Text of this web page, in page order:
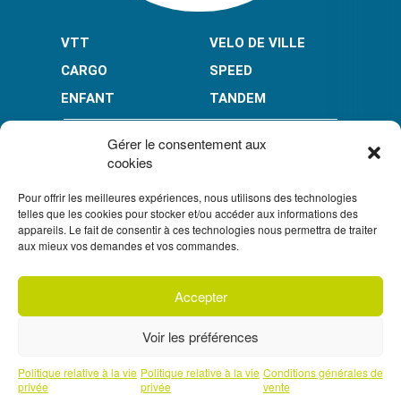
Gérer le consentement aux
cookies
Pour offrir les meilleures expériences, nous utilisons des technologies
telles que les cookies pour stocker et/ou accéder aux informations des
appareils. Le fait de consentir à ces technologies nous permettra de traiter
aux mieux vos demandes et vos commandes.
Accepter
Voir les préférences
Politique relative à la vie
privée
Politique relative à la vie
privée
Conditions générales de
vente
notre newsletter
avec l'un de nos experts
VTT
VELO DE VILLE
CARGO
SPEED
ENFANT
TANDEM
PAIEMENT EN PLUSIEURS FOIS* :
LIMITÉ À 3000 € POUR LE 10X. LIMITÉ À 6000 € POUR LE 3X ET 4X.
CONDITION GÉNÉRALES DE VENTE
POLITIQUE DE CONFIDENTIALITÉ
SOUS RÉSERVE D’ACCEPTATION PAR FLOA. VOUS